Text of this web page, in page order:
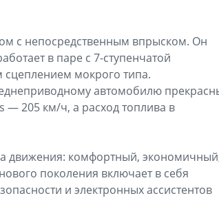
с непосредственным впрыском. Он
в паре с 7-ступенчатой
сцеплением мокрого типа.
автомобилю
— 205 км/ч, а расход топлива в
движения: комфортный,
поколения включает в себя
и электронных ассистентов